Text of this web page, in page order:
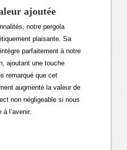
ajoutée
notre pergola
plaisante. Sa
parfaitement à notre
ajoutant une touche
remarqué que cet
augmenté la valeur de
non négligeable si nous
l’avenir.